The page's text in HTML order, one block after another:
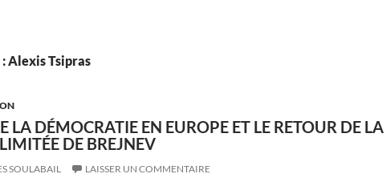
Alexis Tsipras
LA DÉMOCRATIE EN EUROPE ET LE RETOUR DE LA
DE BREJNEV
SOULABAIL LAISSER UN COMMENTAIRE